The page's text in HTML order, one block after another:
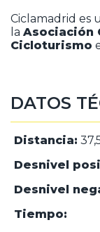
Ciclamadrid es
la Asociación
Cicloturismo
DATOS
Distancia:
Desnivel
Desnivel
Tiempo: